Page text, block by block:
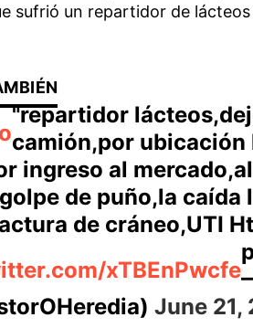
sufrió un repartidor de
"repartidor
camión,por ubicación
ingreso al
de puño,la caída
de cráneo,UTI
xTBEnPwcfe
June 21,